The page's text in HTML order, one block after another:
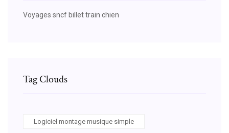
Voyages sncf billet train chien
Tag Clouds
Logiciel montage musique simple